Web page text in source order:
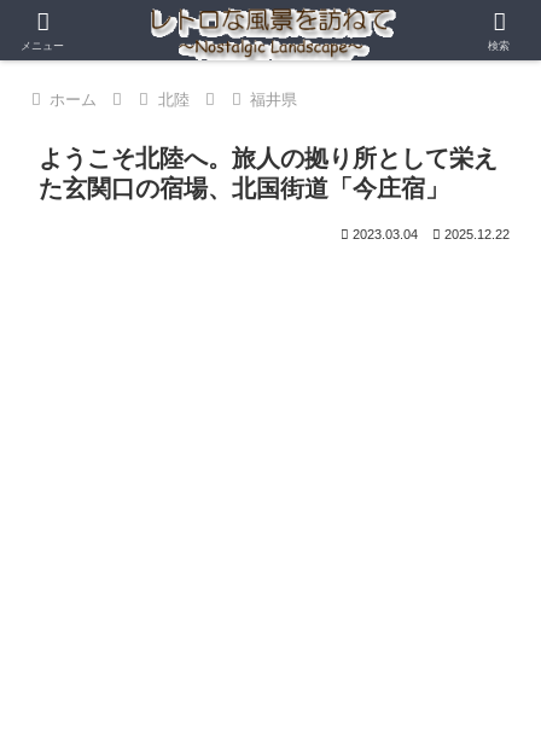
ホーム 北陸 福井県
ようこそ北陸へ。旅人の拠り所として栄え
た玄関口の宿場、北国街道「今庄宿」
2023.03.04 2025.12.22
メニュー 検索